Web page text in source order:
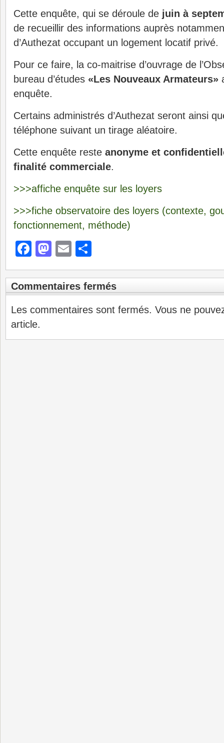
Cette enquête, qui se déroule de juin à
de recueillir des informations auprès
d’Authezat occupant un logement locatif privé.
Pour ce faire, la co-maitrise d’ouvrage de
bureau d’études «Les Nouveaux Armateurs»
enquête.
Certains administrés d’Authezat seront ainsi
téléphone suivant un tirage aléatoire.
Cette enquête reste anonyme et
finalité commerciale.
>>>affiche enquête sur les loyers
>>>fiche observatoire des loyers (contexte,
fonctionnement, méthode)
Facebook
Mastodon
Email
Commentaires fermés
Les commentaires sont fermés. Vous ne
article.